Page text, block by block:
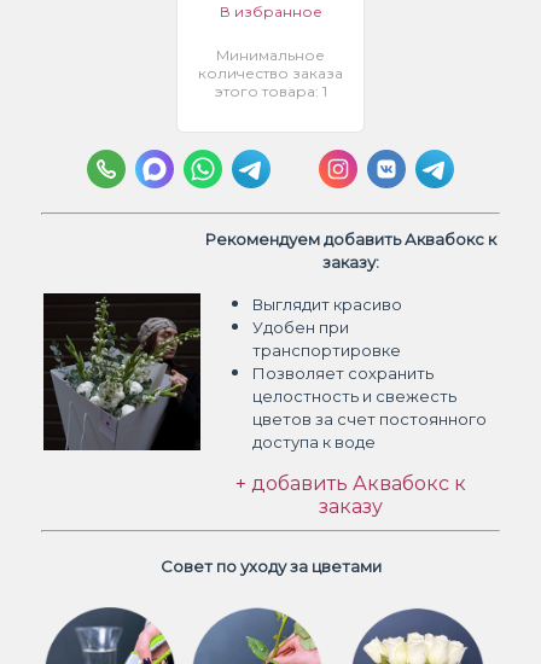
В избранное
Минимальное
количество заказа
этого товара: 1
Рекомендуем добавить Аквабокс к
заказу:
Выглядит красиво
Удобен при
транспортировке
Позволяет сохранить
целостность и свежесть
цветов за счет постоянного
доступа к воде
+ добавить Аквабокс к
заказу
Совет по уходу за цветами